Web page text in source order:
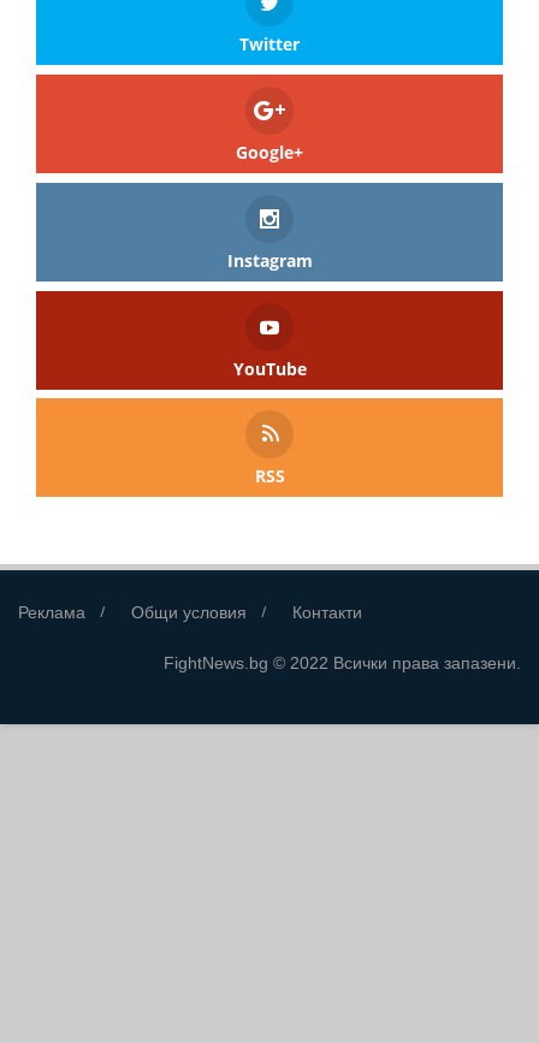
Twitter
Google+
Instagram
YouTube
RSS
Реклама Общи условия Контакти
FightNews.bg © 2022 Всички права запазени.